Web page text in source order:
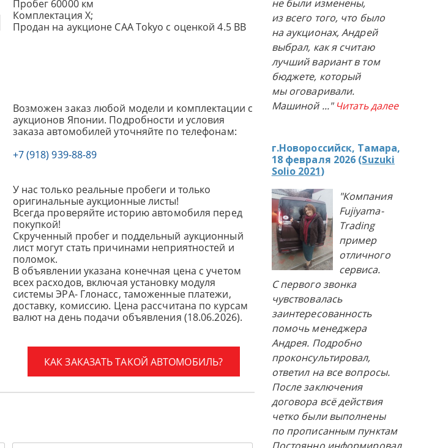
Пробег 60000 км
Комплектация X;
Продан на аукционе CAA Tokyo с оценкой 4.5 BB
Возможен заказ любой модели и комплектации с
аукционов Японии. Подробности и условия
заказа автомобилей уточняйте по телефонам:
+7 (918) 939-88-89
У нас только реальные пробеги и только
оригинальные аукционные листы!
Всегда проверяйте историю автомобиля перед
покупкой!
Скрученный пробег и поддельный аукционный
лист могут стать причинами неприятностей и
поломок.
В объявлении указана конечная цена с учетом
всех расходов, включая установку модуля
системы ЭРА- Глонасс, таможенные платежи,
доставку, комиссию. Цена рассчитана по курсам
валют на день подачи объявления (18.06.2026).
КАК ЗАКАЗАТЬ ТАКОЙ АВТОМОБИЛЬ?
не были изменены,
из всего того, что было
на аукционах, Андрей
выбрал, как я считаю
лучший вариант в том
бюджете, который
мы оговаривали.
Машиной ..." Читать далее
г.Новороссийск, Тамара,
18 февраля 2026 (Suzuki
Solio 2021)
"Компания
Fujiyama-
Trading
пример
отличного
сервиса.
С первого звонка
чувствовалась
заинтересованность
помочь менеджера
Андрея. Подробно
проконсультировал,
ответил на все вопросы.
После заключения
договора всё действия
четко были выполнены
по прописанным пунктам